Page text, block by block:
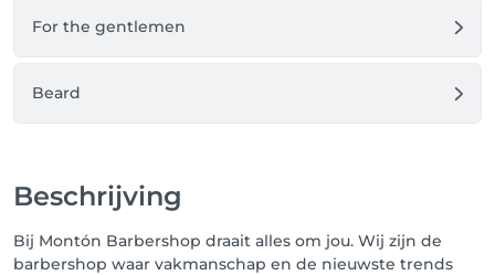
For the gentlemen
Beard
Beschrijving
Bij Montón Barbershop draait alles om jou. Wij zijn de
barbershop waar vakmanschap en de nieuwste trends